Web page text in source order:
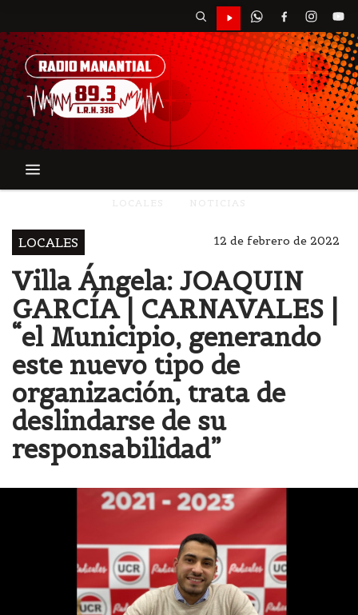
LOCALES 12 de febrero de 2022
Villa Ángela: JOAQUIN
GARCÍA | CARNAVALES |
“el Municipio, generando
este nuevo tipo de
organización, trata de
deslindarse de su
responsabilidad”